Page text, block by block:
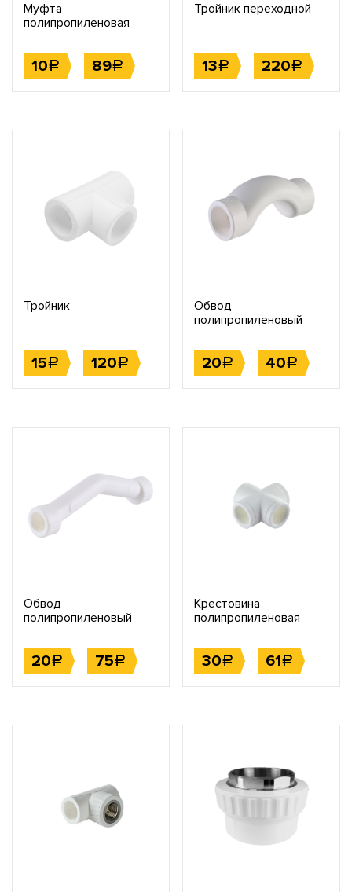
Муфта
полипропиленовая
10Р – 89Р
Тройник переходной
13Р – 220Р
Тройник
15Р – 120Р
Обвод
полипропиленовый
20Р – 40Р
Обвод
полипропиленовый
20Р – 75Р
Крестовина
полипропиленовая
30Р – 61Р